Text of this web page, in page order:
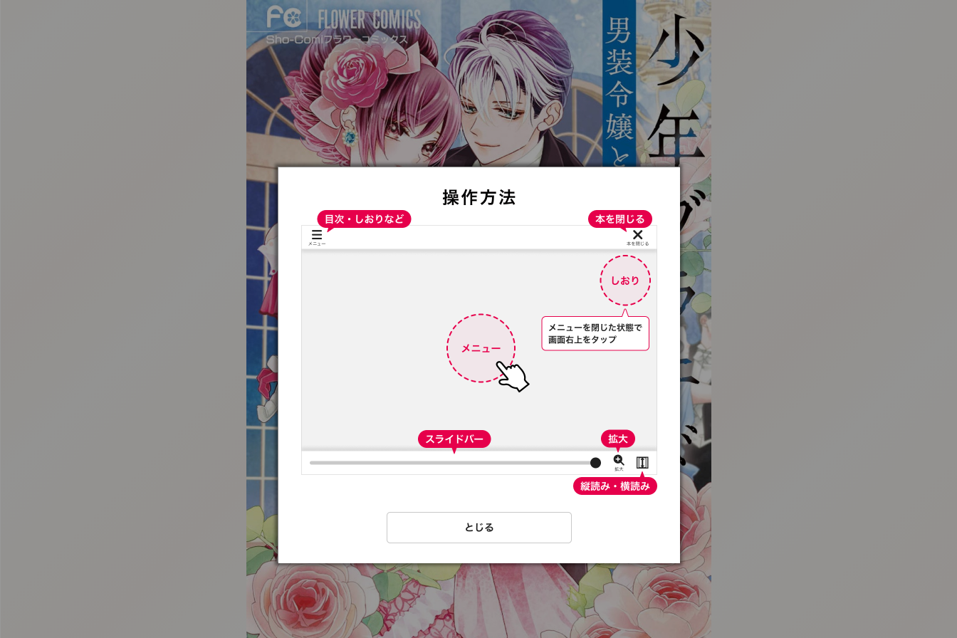
:692.15.691.27:t-vnqp.lunrzsdszk.vn.oi
:692.15.691.27:t-vnqp.lunrzsdszk.vn.oi :692.15.691.27:t-vnqp.lunrzsdszk.vn.oi